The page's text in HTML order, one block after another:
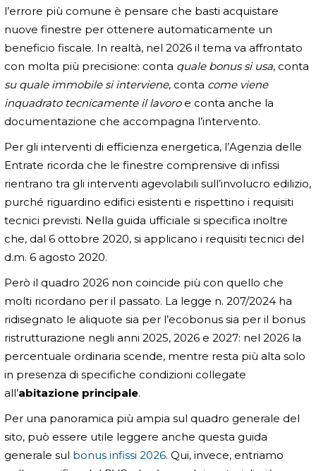
l’errore più comune è pensare che basti acquistare
nuove finestre per ottenere automaticamente un
beneficio fiscale. In realtà, nel 2026 il tema va affrontato
con molta più precisione: conta quale bonus si usa, conta
su quale immobile si interviene, conta come viene
inquadrato tecnicamente il lavoroe conta anche la
documentazione che accompagna l’intervento.
Per gli interventi di efficienza energetica, l’Agenzia delle
Entrate ricorda che le finestre comprensive di infissi
rientrano tra gli interventi agevolabili sull’involucro edilizio,
purché riguardino edifici esistenti e rispettino i requisiti
tecnici previsti. Nella guida ufficiale si specifica inoltre
che, dal 6 ottobre 2020, si applicano i requisiti tecnici del
d.m. 6 agosto 2020.
Però il quadro 2026 non coincide più con quello che
molti ricordano per il passato. La legge n. 207/2024 ha
ridisegnato le aliquote sia per l’ecobonus sia per il bonus
ristrutturazione negli anni 2025, 2026 e 2027: nel 2026 la
percentuale ordinaria scende, mentre resta più alta solo
in presenza di specifiche condizioni collegate
all’abitazione principale.
Per una panoramica più ampia sul quadro generale del
sito, può essere utile leggere anche questa guida
generale sul bonus infissi 2026. Qui, invece, entriamo